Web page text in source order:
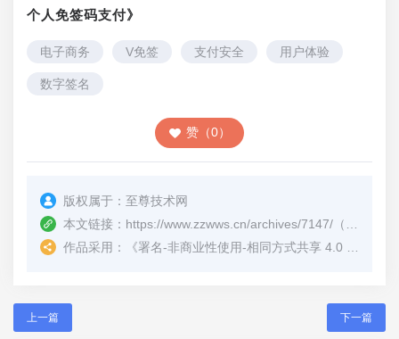
个人免签码支付》
电子商务 V免签 支付安全 用户体验
数字签名
赞（0）
版权属于： 至尊技术网
本文链接： https://www.zzwws.cn/archives/7147/ （转载时请注明本文出处及文章链接）
作品采用：
《署名-非商业性使用-相同方式共享 4.0 国际 (CC BY-NC-SA 4.0)
上一篇 下一篇